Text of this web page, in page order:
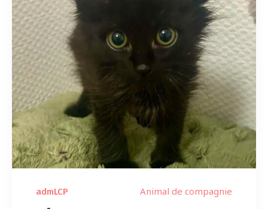
admLCP Animal de compagnie